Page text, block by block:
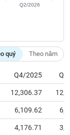
Q2/2026
quý Theo năm
Q4/2025
12,306.37
6,109.62
4,176.71